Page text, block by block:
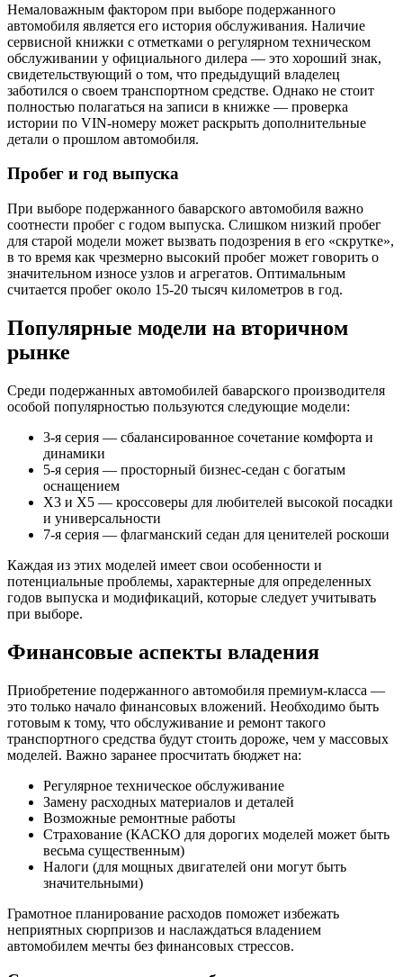
Немаловажным фактором при выборе подержанного
автомобиля является его история обслуживания. Наличие
сервисной книжки с отметками о регулярном техническом
обслуживании у официального дилера — это хороший знак,
свидетельствующий о том, что предыдущий владелец
заботился о своем транспортном средстве. Однако не стоит
полностью полагаться на записи в книжке — проверка
истории по VIN-номеру может раскрыть дополнительные
детали о прошлом автомобиля.
Пробег и год выпуска
При выборе подержанного баварского автомобиля важно
соотнести пробег с годом выпуска. Слишком низкий пробег
для старой модели может вызвать подозрения в его «скрутке»,
в то время как чрезмерно высокий пробег может говорить о
значительном износе узлов и агрегатов. Оптимальным
считается пробег около 15-20 тысяч километров в год.
Популярные модели на вторичном
рынке
Среди подержанных автомобилей баварского производителя
особой популярностью пользуются следующие модели:
3-я серия — сбалансированное сочетание комфорта и
динамики
5-я серия — просторный бизнес-седан с богатым
оснащением
X3 и X5 — кроссоверы для любителей высокой посадки
и универсальности
7-я серия — флагманский седан для ценителей роскоши
Каждая из этих моделей имеет свои особенности и
потенциальные проблемы, характерные для определенных
годов выпуска и модификаций, которые следует учитывать
при выборе.
Финансовые аспекты владения
Приобретение подержанного автомобиля премиум-класса —
это только начало финансовых вложений. Необходимо быть
готовым к тому, что обслуживание и ремонт такого
транспортного средства будут стоить дороже, чем у массовых
моделей. Важно заранее просчитать бюджет на:
Регулярное техническое обслуживание
Замену расходных материалов и деталей
Возможные ремонтные работы
Страхование (КАСКО для дорогих моделей может быть
весьма существенным)
Налоги (для мощных двигателей они могут быть
значительными)
Грамотное планирование расходов поможет избежать
неприятных сюрпризов и наслаждаться владением
автомобилем мечты без финансовых стрессов.